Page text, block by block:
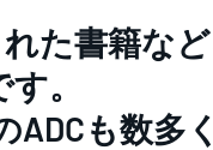
た書籍な
。
も数